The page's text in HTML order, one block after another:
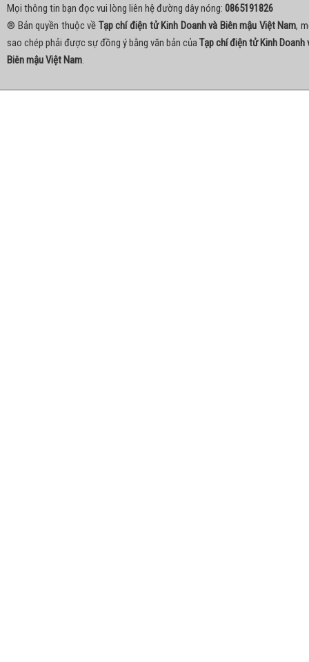
Mọi thông tin bạn đọc vui lòng liên hệ đường dây nóng: 0865191826
® Bản quyền thuộc về Tạp chí điện tử Kinh Doanh và Biên mậu Việt Nam,
sao chép phải được sự đồng ý bằng văn bản của Tạp chí điện tử Kinh Doanh
Biên mậu Việt Nam